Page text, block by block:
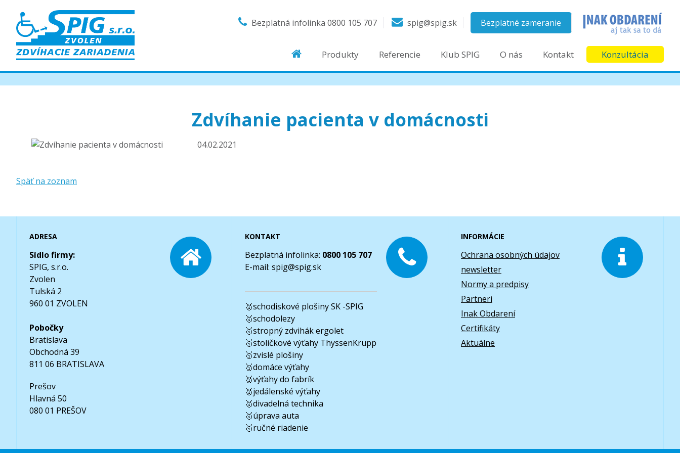
Bezplatná infolinka 0800 105 707 spig@spig.sk Bezplatné zameranie
Produkty Referencie Klub SPIG O nás Kontakt Konzultácia
Zdvíhanie pacienta v domácnosti
04.02.2021
Späť na zoznam
ADRESA
Sídlo firmy:
SPIG, s.r.o.
Zvolen
Tulská 2
960 01 ZVOLEN
Pobočky
Bratislava
Obchodná 39
811 06 BRATISLAVA
Prešov
Hlavná 50
080 01 PREŠOV
KONTAKT
Bezplatná infolinka: 0800 105 707
E-mail: spig@spig.sk
🥇schodiskové plošiny SK -SPIG
🥇schodolezy
🥇stropný zdvihák ergolet
🥇stoličkové výťahy ThyssenKrupp
🥇zvislé plošiny
🥇domáce výťahy
🥇výťahy do fabrík
🥇jedálenské výťahy
🥇divadelná technika
🥇úprava auta
🥇ručné riadenie
INFORMÁCIE
Ochrana osobných údajov
newsletter
Normy a predpisy
Partneri
Inak Obdarení
Certifikáty
Aktuálne